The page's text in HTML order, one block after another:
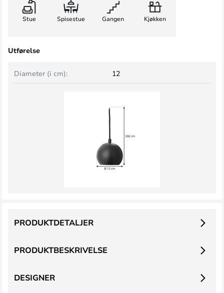
Stue Spisestue Gangen Kjøkken
Utførelse
Diameter (i cm): 12
PRODUKTBESKRIVELSE
PRODUKTDETALJER
DESIGNER